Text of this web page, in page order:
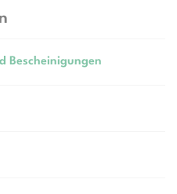
Bescheinigungen